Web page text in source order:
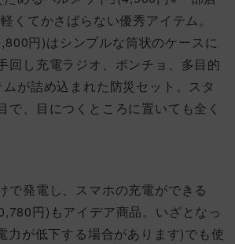
くてかさばらない優秀アイテム。
円)はシンプルな筒状のケースに
回し充電ラジオ、ポンチョ、多目的
が詰め込まれた防災セット。スタ
で、目につくところに置いても全く
で発電し、スマホの充電ができる
円)もアイデア商品。いざとなっ
力が低下する場合があります)でも使